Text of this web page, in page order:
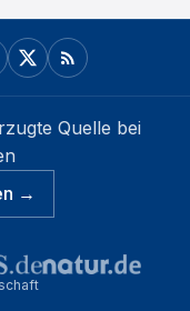
Quelle bei
→